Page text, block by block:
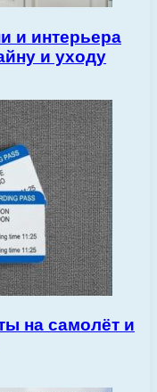
и интерьера
и уходу
на самолёт и